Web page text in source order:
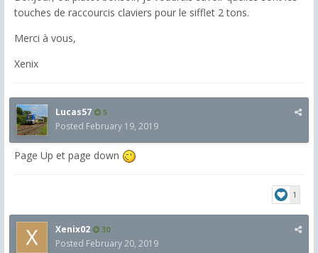
touches de raccourcis claviers pour le sifflet 2 tons.
Merci à vous,
Xenix
Lucas57 5
Posted February 19, 2019
Page Up et page down
1
Xenix02 30
Posted February 20, 2019